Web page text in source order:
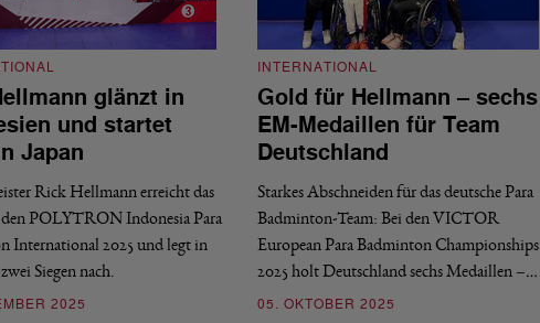
glänzt in
und startet
Japan
Rick Hellmann erreicht das
den POLYTRON Indonesia Para
International 2025 und legt in
Siegen nach.
2025
INTERNATIONAL
Gold für Hellmann – sechs
EM-Medaillen für Team
Deutschland
Starkes Abschneiden für das deutsche Para
Badminton-Team: Bei den VICTOR
European Para Badminton Championships
2025 holt Deutschland sechs Medaillen –…
05. OKTOBER 2025